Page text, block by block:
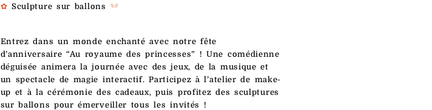
✿ Sculpture sur ballons
Entrez dans un monde enchanté avec notre fête
d’anniversaire “Au royaume des princesses” ! Une comédienne
déguisée animera la journée avec des jeux, de la musique et
un spectacle de magie interactif. Participez à l’atelier de make-
up et à la cérémonie des cadeaux, puis profitez des sculptures
sur ballons pour émerveiller tous les invités !